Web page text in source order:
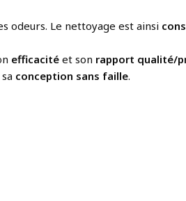
odeurs. Le nettoyage est ainsi
efficacité et son rapport qualité/
conception sans faille.